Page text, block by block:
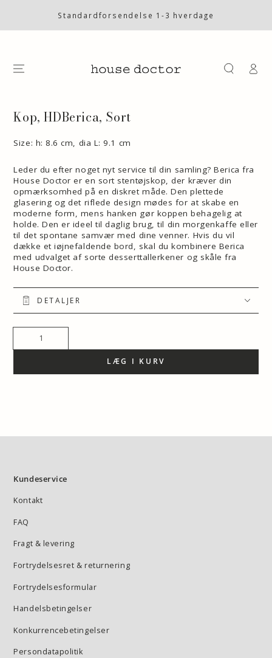
Standardforsendelse 1-3 hverdage
på
Kop, HDBerica, Sort
Size: h: 8.6 cm, dia L: 9.1 cm
Leder du efter noget nyt service til din samling? Berica fra
House Doctor er en sort stentøjskop, der kræver din
opmærksomhed på en diskret måde. Den plettede
glasering og det riflede design mødes for at skabe en
moderne form, mens hanken gør koppen behagelig at
holde. Den er ideel til daglig brug, til din morgenkaffe eller
til det spontane samvær med dine venner. Hvis du vil
dække et iøjnefaldende bord, skal du kombinere Berica
med udvalget af sorte desserttallerkener og skåle fra
House Doctor.
DETALJER
LÆG I KURV
Kundeservice
Kontakt
FAQ
Fragt & levering
Fortrydelsesret & returnering
Fortrydelsesformular
Handelsbetingelser
Konkurrencebetingelser
Persondatapolitik